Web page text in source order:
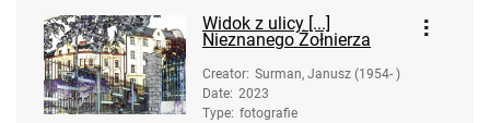
Widok z ulicy [...]
Nieznanego Żołnierza
Creator: Surman, Janusz (1954- )
Date: 2023
Type: fotografie